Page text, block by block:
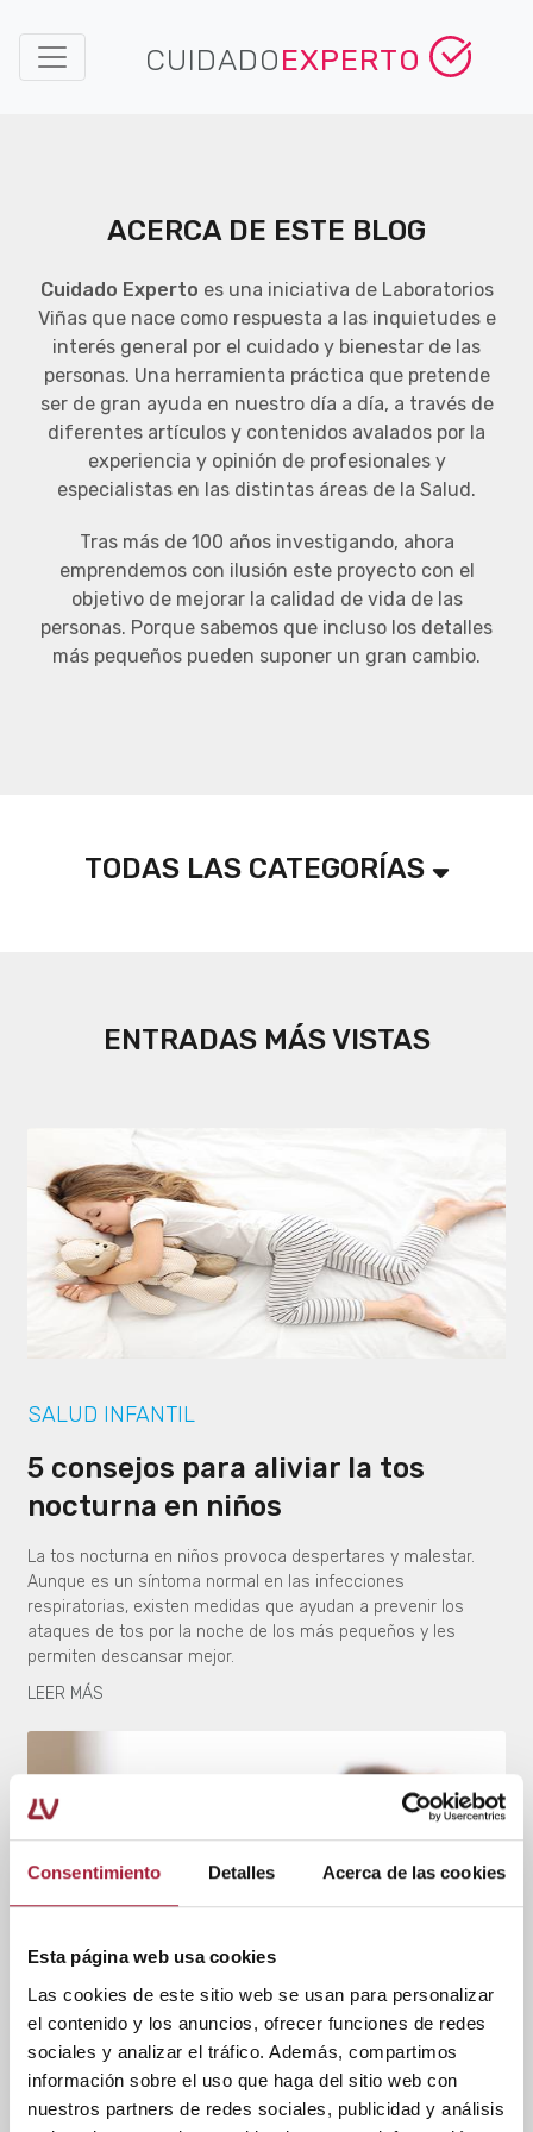
Consentimiento Detalles Acerca de las cookies
Esta página web usa cookies
Las cookies de este sitio web se usan para personalizar
el contenido y los anuncios, ofrecer funciones de redes
sociales y analizar el tráfico. Además, compartimos
información sobre el uso que haga del sitio web con
nuestros partners de redes sociales, publicidad y análisis
CUIDADOEXPERTO
ACERCA DE ESTE BLOG
Cuidado Experto es una iniciativa de Laboratorios
Viñas que nace como respuesta a las inquietudes e
interés general por el cuidado y bienestar de las
personas. Una herramienta práctica que pretende
ser de gran ayuda en nuestro día a día, a través de
diferentes artículos y contenidos avalados por la
experiencia y opinión de profesionales y
especialistas en las distintas áreas de la Salud.
Tras más de 100 años investigando, ahora
emprendemos con ilusión este proyecto con el
objetivo de mejorar la calidad de vida de las
personas. Porque sabemos que incluso los detalles
más pequeños pueden suponer un gran cambio.
TODAS LAS CATEGORÍAS
ENTRADAS MÁS VISTAS
SALUD INFANTIL
5 consejos para aliviar la tos
nocturna en niños
La tos nocturna en niños provoca despertares y malestar.
Aunque es un síntoma normal en las infecciones
respiratorias, existen medidas que ayudan a prevenir los
ataques de tos por la noche de los más pequeños y les
permiten descansar mejor.
LEER MÁS
SALUD BUCODENTAL
5 consejos para prevenir la boca
seca por la noche